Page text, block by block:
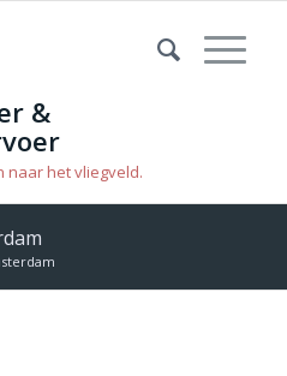
&
naar het vliegveld.